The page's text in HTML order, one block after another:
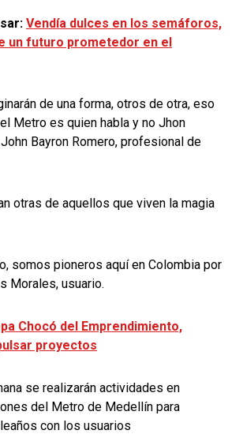
Vendía dulces en los semáforos,
un futuro prometedor en el
de una forma, otros de otra, eso
Metro es quien habla y no Jhon
Bayron Romero, profesional de
otras de aquellos que viven la magia
somos pioneros aquí en Colombia por
Morales, usuario.
Chocó del Emprendimiento,
proyectos
se realizarán actividades en
del Metro de Medellín para
con los usuarios